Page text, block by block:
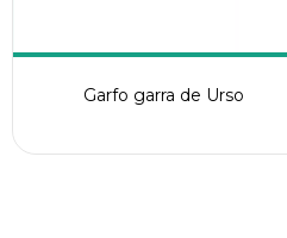
Garfo garra de Urso